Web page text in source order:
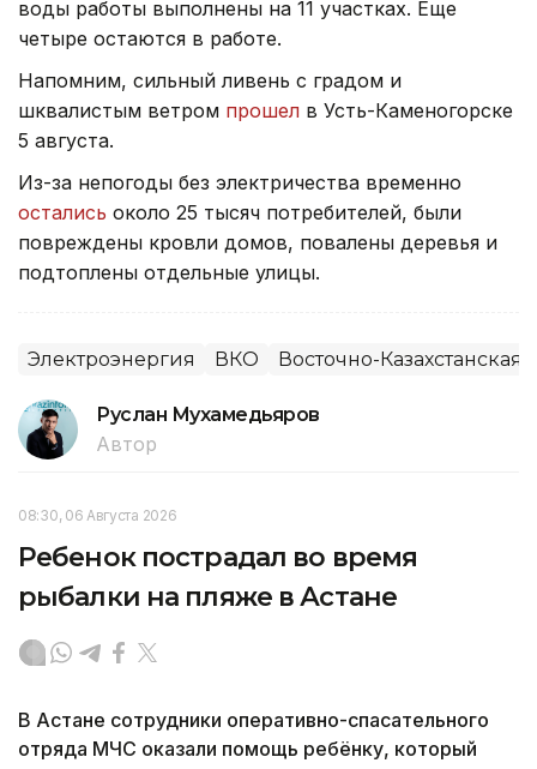
воды работы выполнены на 11 участках. Еще
четыре остаются в работе.
Напомним, сильный ливень с градом и
шквалистым ветром прошел в Усть-Каменогорске
5 августа.
Из-за непогоды без электричества временно
остались около 25 тысяч потребителей, были
повреждены кровли домов, повалены деревья и
подтоплены отдельные улицы.
Электроэнергия ВКО Восточно-Казахстанская
Руслан Мухамедьяров
Автор
08:30, 06 Августа 2026
Ребенок пострадал во время
рыбалки на пляже в Астане
В Астане сотрудники оперативно-спасательного
отряда МЧС оказали помощь ребёнку, который